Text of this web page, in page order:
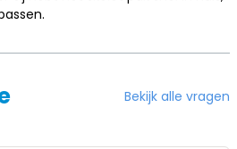
Bekijk alle vragen